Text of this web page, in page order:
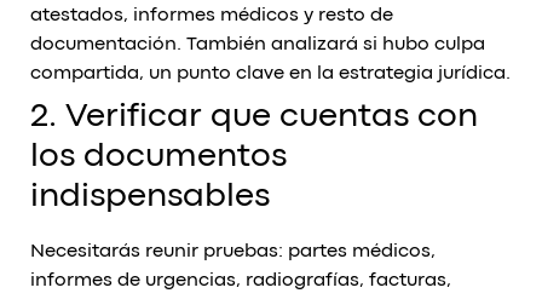
atestados, informes médicos y resto de
documentación. También analizará si hubo culpa
compartida, un punto clave en la estrategia jurídica.
2. Verificar que cuentas con
los documentos
indispensables
Necesitarás reunir pruebas: partes médicos,
informes de urgencias, radiografías, facturas,